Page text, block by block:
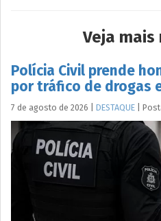
Veja
Polícia Civil prende
por tráfico de drogas
7 de agosto de 2026 DESTAQUE